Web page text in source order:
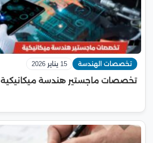
تخصصات الهندسة 15 يناير 2026
تخصصات ماجستير هندسة ميكانيكية